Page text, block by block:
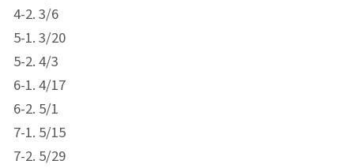
4-2. 3/6
5-1. 3/20
5-2. 4/3
6-1. 4/17
6-2. 5/1
7-1. 5/15
7-2. 5/29